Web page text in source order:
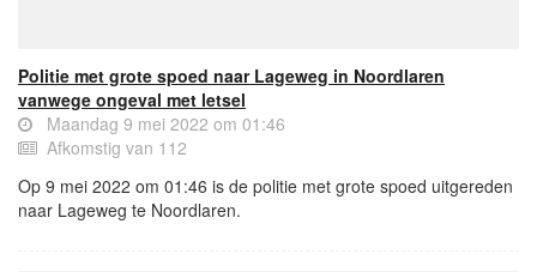
Politie met grote spoed naar Lageweg in Noordlaren
vanwege ongeval met letsel
Maandag 9 mei 2022 om 01:46
Afkomstig van 112
Op 9 mei 2022 om 01:46 is de politie met grote spoed uitgereden
naar Lageweg te Noordlaren.